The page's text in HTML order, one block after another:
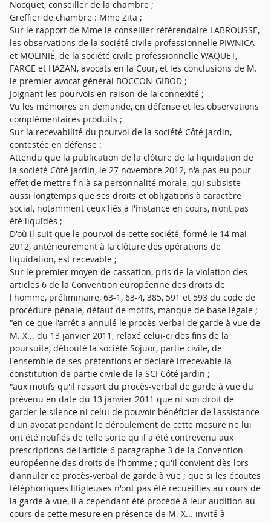
Nocquet, conseiller de la chambre ;
Greffier de chambre : Mme Zita ;
Sur le rapport de Mme le conseiller référendaire LABROUSSE,
les observations de la société civile professionnelle PIWNICA
et MOLINIÉ, de la société civile professionnelle WAQUET,
FARGE et HAZAN, avocats en la Cour, et les conclusions de M.
le premier avocat général BOCCON-GIBOD ;
Joignant les pourvois en raison de la connexité ;
Vu les mémoires en demande, en défense et les observations
complémentaires produits ;
Sur la recevabilité du pourvoi de la société Côté jardin,
contestée en défense :
Attendu que la publication de la clôture de la liquidation de
la société Côté jardin, le 27 novembre 2012, n'a pas eu pour
effet de mettre fin à sa personnalité morale, qui subsiste
aussi longtemps que ses droits et obligations à caractère
social, notamment ceux liés à l'instance en cours, n'ont pas
été liquidés ;
D'où il suit que le pourvoi de cette société, formé le 14 mai
2012, antérieurement à la clôture des opérations de
liquidation, est recevable ;
Sur le premier moyen de cassation, pris de la violation des
articles 6 de la Convention européenne des droits de
l'homme, préliminaire, 63-1, 63-4, 385, 591 et 593 du code de
procédure pénale, défaut de motifs, manque de base légale ;
"en ce que l'arrêt a annulé le procès-verbal de garde à vue de
M. X... du 13 janvier 2011, relaxé celui-ci des fins de la
poursuite, débouté la société Sojuor, partie civile, de
l'ensemble de ses prétentions et déclaré irrecevable la
constitution de partie civile de la SCI Côté jardin ;
"aux motifs qu'il ressort du procès-verbal de garde à vue du
prévenu en date du 13 janvier 2011 que ni son droit de
garder le silence ni celui de pouvoir bénéficier de l'assistance
d'un avocat pendant le déroulement de cette mesure ne lui
ont été notifiés de telle sorte qu'il a été contrevenu aux
prescriptions de l'article 6 paragraphe 3 de la Convention
européenne des droits de l'homme ; qu'il convient dès lors
d'annuler ce procès-verbal de garde à vue ; que si les écoutes
téléphoniques litigieuses n'ont pas été recueillies au cours de
la garde à vue, il a cependant été procédé à leur audition au
cours de cette mesure en présence de M. X... invité à